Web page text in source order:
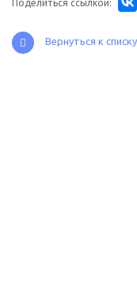
Поделиться ссылкой:
Вернуться к списку